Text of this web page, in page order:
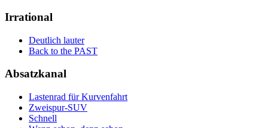
Irrational
Deutlich lauter
Back to the PAST
Absatzkanal
Lastenrad für Kurvenfahrt
Zweispur-SUV
Schnell